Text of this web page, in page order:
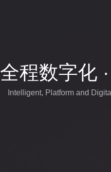
全程数字化
Intelligent, Platform and